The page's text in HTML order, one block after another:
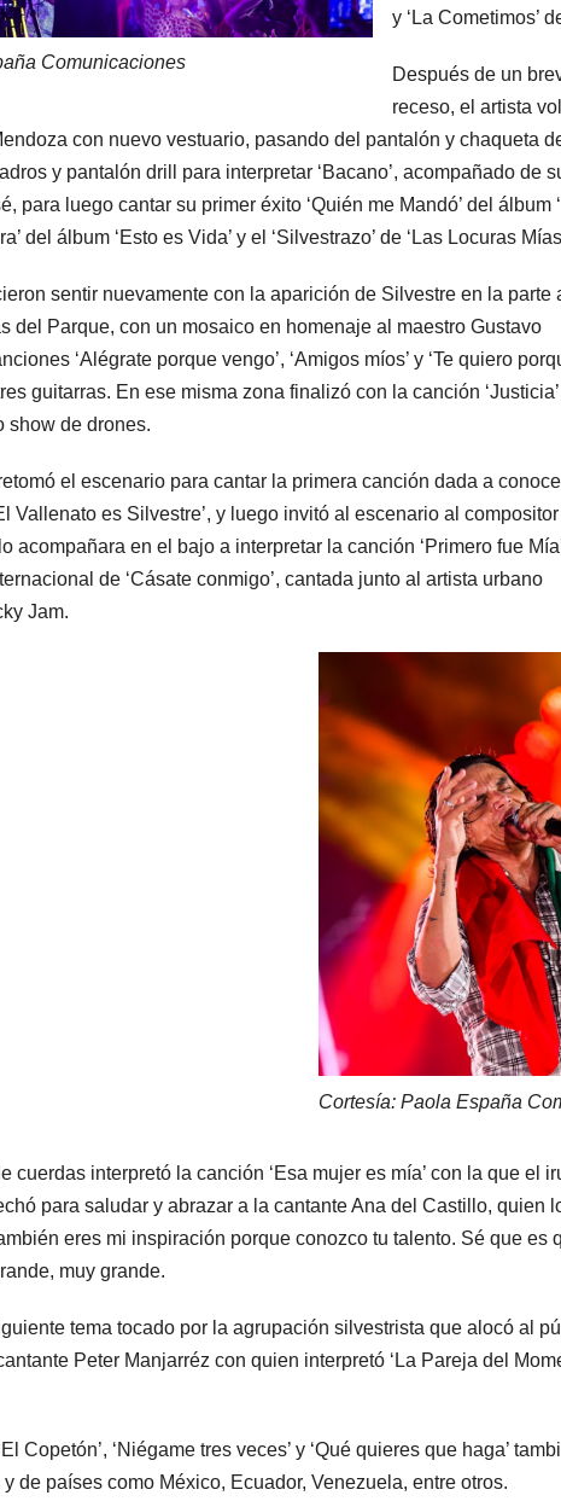
Comunicaciones
y ‘La Cometimos’
Después de un
receso, el artista
con nuevo vestuario, pasando del pantalón y chaqueta
y pantalón drill para interpretar ‘Bacano’, acompañado de
para luego cantar su primer éxito ‘Quién me Mandó’ del álbum
del álbum ‘Esto es Vida’ y el ‘Silvestrazo’ de ‘Las Locuras
sentir nuevamente con la aparición de Silvestre en la parte
del Parque, con un mosaico en homenaje al maestro Gustavo
‘Alégrate porque vengo’, ‘Amigos míos’ y ‘Te quiero
guitarras. En ese misma zona finalizó con la canción
show de drones.
el escenario para cantar la primera canción dada a
Vallenato es Silvestre’, y luego invitó al escenario al
acompañara en el bajo a interpretar la canción ‘Primero fue
de ‘Cásate conmigo’, cantada junto al artista urbano
Jam.
Cortesía: Paola España
cuerdas interpretó la canción ‘Esa mujer es mía’ con la que el
para saludar y abrazar a la cantante Ana del Castillo,
eres mi inspiración porque conozco tu talento. Sé que
muy grande.
tema tocado por la agrupación silvestrista que alocó al
Peter Manjarréz con quien interpretó ‘La Pareja del
Copetón’, ‘Niégame tres veces’ y ‘Qué quieres que haga’
de países como México, Ecuador, Venezuela, entre otros.